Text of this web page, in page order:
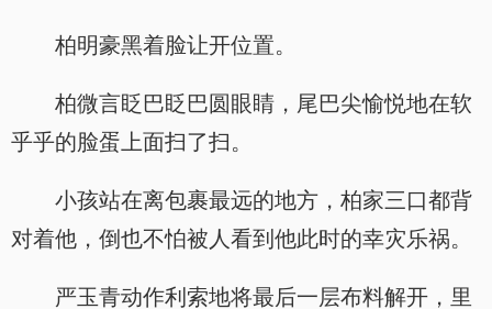
柏明豪黑着脸让开位置。
柏微言眨巴眨巴圆眼睛，尾巴尖愉悦地在软
乎乎的脸蛋上面扫了扫。
小孩站在离包裹最远的地方，柏家三口都背
对着他，倒也不怕被人看到他此时的幸灾乐祸。
严玉青动作利索地将最后一层布料解开，里